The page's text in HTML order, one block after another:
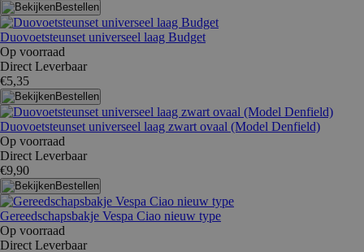
Bestellen
Duovoetsteunset universeel laag Budget
Op voorraad
Direct Leverbaar
€5,35
Bestellen
Duovoetsteunset universeel laag zwart ovaal (Model Denfield)
Op voorraad
Direct Leverbaar
€9,90
Bestellen
Gereedschapsbakje Vespa Ciao nieuw type
Op voorraad
Direct Leverbaar